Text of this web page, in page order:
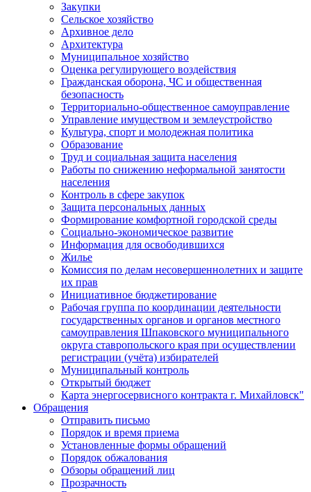
Закупки
Сельское хозяйство
Архивное дело
Архитектура
Муниципальное хозяйство
Оценка регулирующего воздействия
Гражданская оборона, ЧС и общественная
безопасность
Территориально-общественное самоуправление
Управление имуществом и землеустройство
Культура, спорт и молодежная политика
Образование
Труд и социальная защита населения
Работы по снижению неформальной занятости
населения
Контроль в сфере закупок
Защита персональных данных
Формирование комфортной городской среды
Социально-экономическое развитие
Информация для освободившихся
Жилье
Комиссия по делам несовершеннолетних и защите
их прав
Инициативное бюджетирование
Рабочая группа по координации деятельности
государственных органов и органов местного
самоуправления Шпаковского муниципального
округа ставропольского края при осуществлении
регистрации (учёта) избирателей
Муниципальный контроль
Открытый бюджет
Карта энергосервисного контракта г. Михайловск"
Обращения
Отправить письмо
Порядок и время приема
Установленные формы обращений
Порядок обжалования
Обзоры обращений лиц
Прозрачность